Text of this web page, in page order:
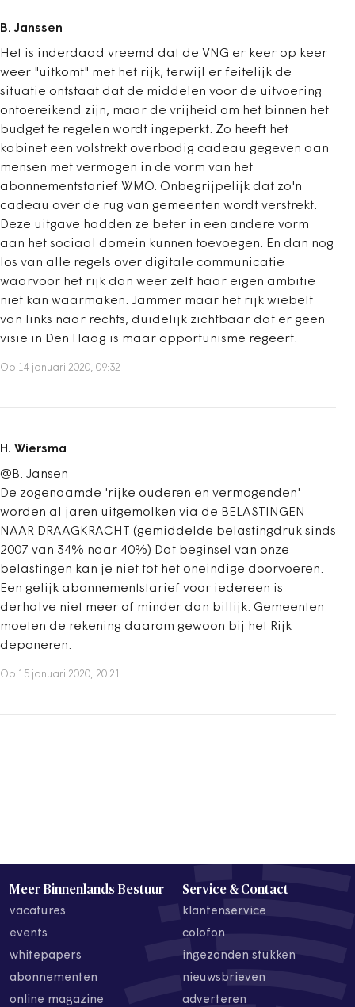
B. Janssen
Het is inderdaad vreemd dat de VNG er keer op keer
weer "uitkomt" met het rijk, terwijl er feitelijk de
situatie ontstaat dat de middelen voor de uitvoering
ontoereikend zijn, maar de vrijheid om het binnen het
budget te regelen wordt ingeperkt. Zo heeft het
kabinet een volstrekt overbodig cadeau gegeven aan
mensen met vermogen in de vorm van het
abonnementstarief WMO. Onbegrijpelijk dat zo'n
cadeau over de rug van gemeenten wordt verstrekt.
Deze uitgave hadden ze beter in een andere vorm
aan het sociaal domein kunnen toevoegen. En dan nog
los van alle regels over digitale communicatie
waarvoor het rijk dan weer zelf haar eigen ambitie
niet kan waarmaken. Jammer maar het rijk wiebelt
van links naar rechts, duidelijk zichtbaar dat er geen
visie in Den Haag is maar opportunisme regeert.
Op 14 januari 2020, 09:32
H. Wiersma
@B. Jansen
De zogenaamde 'rijke ouderen en vermogenden'
worden al jaren uitgemolken via de BELASTINGEN
NAAR DRAAGKRACHT (gemiddelde belastingdruk sinds
2007 van 34% naar 40%) Dat beginsel van onze
belastingen kan je niet tot het oneindige doorvoeren.
Een gelijk abonnementstarief voor iedereen is
derhalve niet meer of minder dan billijk. Gemeenten
moeten de rekening daarom gewoon bij het Rijk
deponeren.
Op 15 januari 2020, 20:21
Meer Binnenlands Bestuur
vacatures
events
whitepapers
abonnementen
online magazine
Service & Contact
klantenservice
colofon
ingezonden stukken
nieuwsbrieven
adverteren